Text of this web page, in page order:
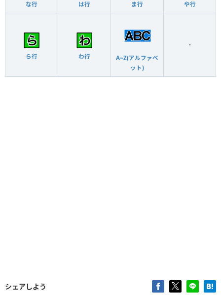
な行 は行 ま行 や行
ら行 わ行
A~Z(アルファベ
ット)
-
シェアしよう